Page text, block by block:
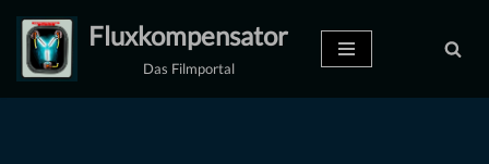
Zum
Inhalt
Fluxkompensator
Das Filmportal